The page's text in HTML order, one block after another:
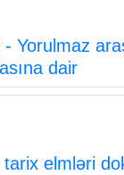
Yorulmaz
dair
tarix elmləri